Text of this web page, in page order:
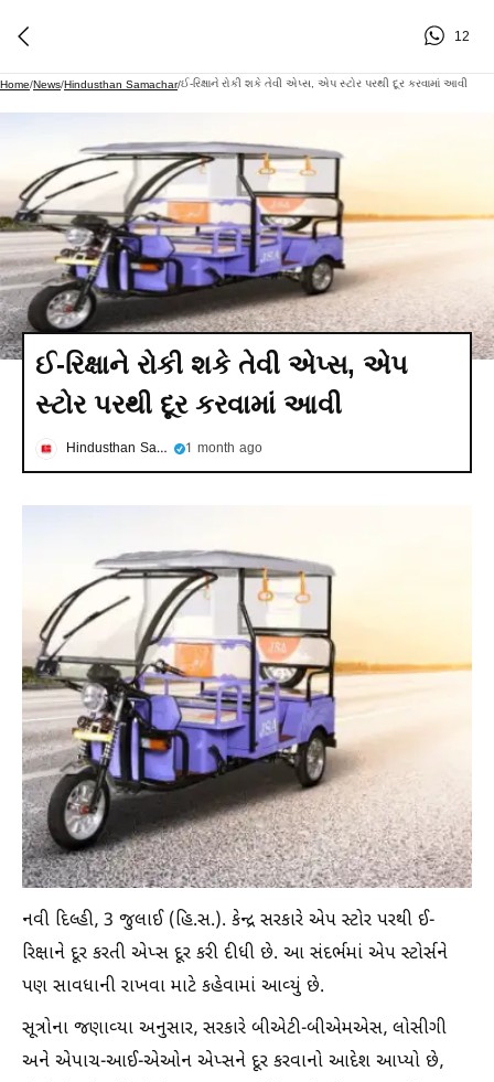
12
Home/News/Hindusthan Samachar/ઈ-રિક્ષાને રોકી શકે તેવી એપ્સ, એપ સ્ટોર પરથી દૂર કરવામાં આવી
ઈ-રિક્ષાને રોકી શકે તેવી એપ્સ, એપ
સ્ટોર પરથી દૂર કરવામાં આવી
Hindusthan Samachar 1 month ago
નવી દિલ્હી, 3 જુલાઈ (હિ.સ.). કેન્દ્ર સરકારે એપ સ્ટોર પરથી ઈ-
રિક્ષાને દૂર કરતી એપ્સ દૂર કરી દીધી છે. આ સંદર્ભમાં એપ સ્ટોર્સને
પણ સાવધાની રાખવા માટે કહેવામાં આવ્યું છે.
સૂત્રોના જણાવ્યા અનુસાર, સરકારે બીએટી-બીએમએસ, લોસીગી
અને એપાચ-આઈ-એઓન એપ્સને દૂર કરવાનો આદેશ આપ્યો છે,